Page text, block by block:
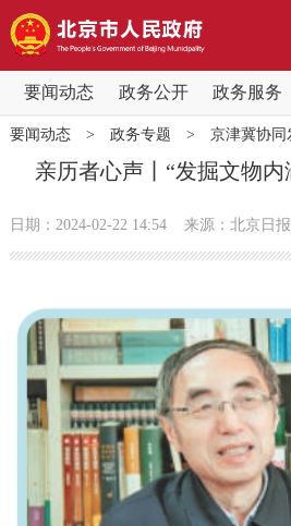
要闻动态 政务公开 政务服务
要闻动态
党中央精神 国务院信息
政务公开
市领导 机构职能
政策兑现 政策解读
决策公开 专题公开
要闻动态> 政务专题 > 京津冀协同
亲历者心声丨“发掘文物
日期：2024-02-22 14:54 来源：北京日报